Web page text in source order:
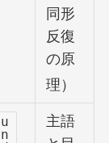
同形
反復
の原
理）
u
n
主語